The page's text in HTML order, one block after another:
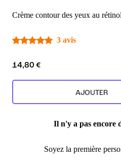
Crème contour des yeux au rétinol
3 avis
14,80 €
AJOUTER
Il n'y a pas encore
Soyez la première